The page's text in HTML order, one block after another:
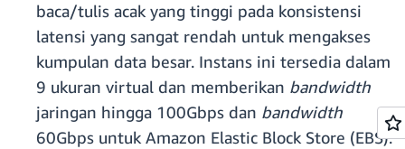
baca/tulis acak yang tinggi pada konsistensi
latensi yang sangat rendah untuk mengakses
kumpulan data besar. Instans ini tersedia dalam
9 ukuran virtual dan memberikan bandwidth
jaringan hingga 100Gbps dan bandwidth
60Gbps untuk Amazon Elastic Block Store (EBS).